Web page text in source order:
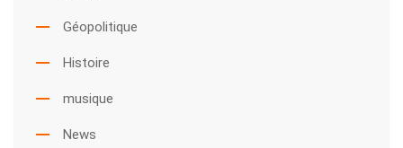
Géopolitique
Histoire
musique
News